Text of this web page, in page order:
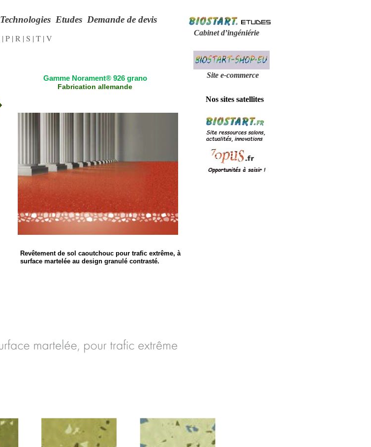
| P | R | S | T | V
Gamme Norament® 926 grano
Fabrication allemande
Revêtement de sol caoutchouc pour trafic extrême, à
surface martelée au design granulé contrasté.
Technologies Etudes Demande de devis
Cabinet d’ingéniérie
Nos sites satellites
Site e-commerce